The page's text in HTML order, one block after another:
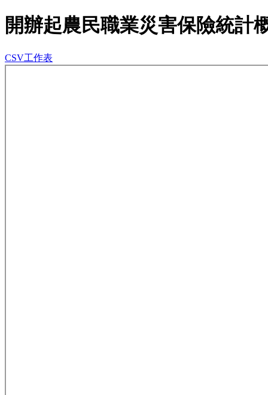
開辦起農民職業災害保險統計
CSV工作表